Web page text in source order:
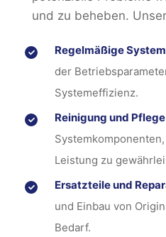
und zu beheben.
Regelmäßige
der
Systemeffizienz.
Reinigung und Pflege
Leistung zu
Ersatzteile und
und Einbau von
Bedarf.